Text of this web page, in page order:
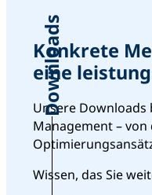
Konkrete
eine
Unsere
Management –
Wissen, das Sie
Downloads